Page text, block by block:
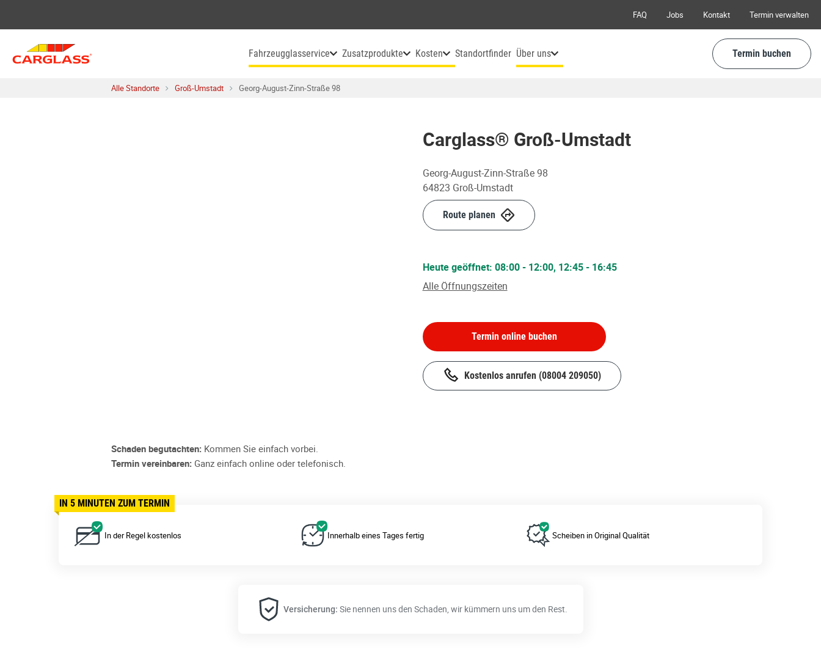
Termin verwalten
Kontakt
Jobs
FAQ
Fahrzeugglasservice Zusatzprodukte Kosten Standortfinder Über uns Termin buchen
Alle Standorte Groß-Umstadt Georg-August-Zinn-Straße 98
Carglass® Groß-Umstadt
Georg-August-Zinn-Straße 98
64823 Groß-Umstadt
Route planen
Heute geöffnet: 08:00- 12:00, 12:45- 16:45
Alle Öffnungszeiten
Termin online buchen
Kostenlos anrufen (08004 209050)
Schaden begutachten: Kommen Sie einfach vorbei.
Termin vereinbaren: Ganz einfach online oder telefonisch.
IN 5 MINUTEN ZUM TERMIN
In der Regel kostenlos Innerhalb eines Tages fertig Scheiben in Original Qualität
Versicherung: Sie nennen uns den Schaden, wir kümmern uns um den Rest.